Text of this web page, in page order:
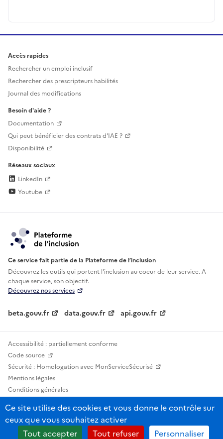
Accès rapides
Rechercher un emploi inclusif
Rechercher des prescripteurs habilités
Journal des modifications
Besoin d'aide ?
Documentation
Qui peut bénéficier des contrats d'IAE ?
Disponibilité
Réseaux sociaux
LinkedIn
Youtube
Ce service fait partie de la Plateforme de l’inclusion
Découvrez les outils qui portent l'inclusion aucoeur de leur service. A
chaque service, son objectif.
Découvrez nos services
beta.gouv.fr data.gouv.fr api.gouv.fr
Accessibilité : partiellement conforme
Code source
Sécurité : Homologation avec MonServiceSécurisé
Mentions légales
Conditions générales
Statistiques, lexiques et indicateurs
Sauf mention contraire, tous les contenus de ce site sont sous licence
etalab-2.0
Ce site utilise des cookies et vous donne le contrôle sur
ceux que vous souhaitez activer
Tout accepter
Tout refuser Personnaliser